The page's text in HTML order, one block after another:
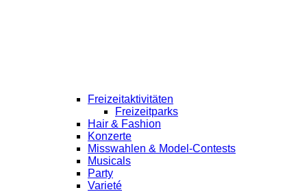
Freizeitaktivitäten
Freizeitparks
Hair & Fashion
Konzerte
Misswahlen & Model-Contests
Musicals
Party
Varieté